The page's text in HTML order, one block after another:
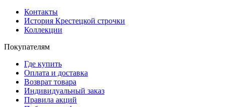
Контакты
История Крестецкой строчки
Коллекции
Покупателям
Где купить
Оплата и доставка
Возврат товара
Индивидуальный заказ
Правила акций